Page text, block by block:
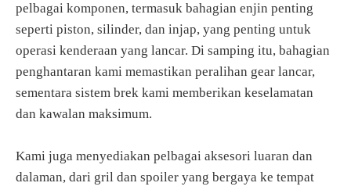
pelbagai komponen, termasuk bahagian enjin penting
seperti piston, silinder, dan injap, yang penting untuk
operasi kenderaan yang lancar. Di samping itu, bahagian
penghantaran kami memastikan peralihan gear lancar,
sementara sistem brek kami memberikan keselamatan
dan kawalan maksimum.
Kami juga menyediakan pelbagai aksesori luaran dan
dalaman, dari gril dan spoiler yang bergaya ke tempat